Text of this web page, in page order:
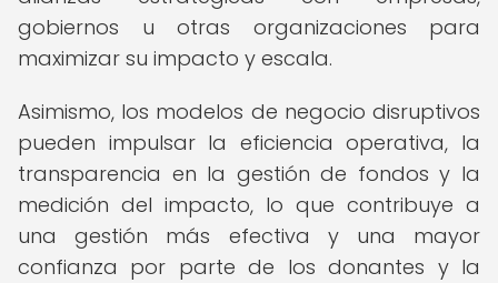
gobiernos u otras organizaciones para
maximizar su impacto y escala.
Asimismo, los modelos de negocio disruptivos
pueden impulsar la eficiencia operativa, la
transparencia en la gestión de fondos y la
medición del impacto, lo que contribuye a
una gestión más efectiva y una mayor
confianza por parte de los donantes y la